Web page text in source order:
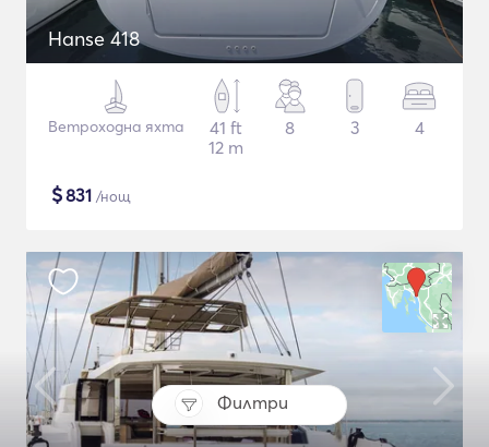
Филтри
Hanse 418
Ветроходна яхта
41 ft
12 m
8 3 4
$831 /нощ